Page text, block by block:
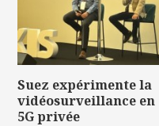
Suez expérimente la
vidéosurveillance en
5G privée